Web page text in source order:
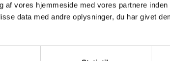
af vores hjemmeside med vores partnere
data med andre oplysninger, du har givet
til forvirring om de almene
De almene boliger er ikke ”social housing”.